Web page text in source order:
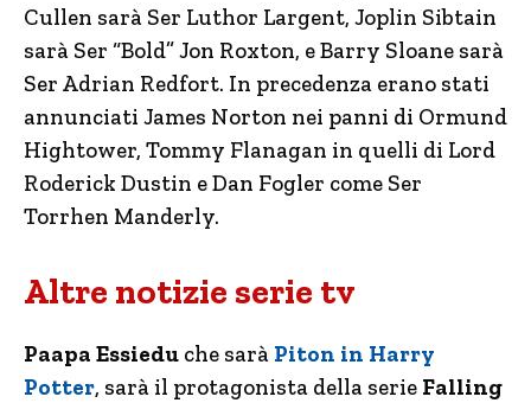
Cullen sarà Ser Luthor Largent, Joplin Sibtain
sarà Ser “Bold” Jon Roxton, e Barry Sloane sarà
Ser Adrian Redfort. In precedenza erano stati
annunciati James Norton nei panni di Ormund
Hightower, Tommy Flanagan in quelli di Lord
Roderick Dustin e Dan Fogler come Ser
Torrhen Manderly.
Altre notizie serie tv
Paapa Essiedu che sarà Piton in Harry
Potter, sarà il protagonista della serie Falling